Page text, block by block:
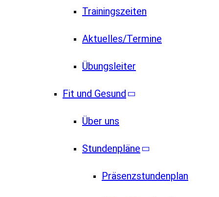
Trainingszeiten
Aktuelles/Termine
Übungsleiter
Fit und Gesund
Über uns
Stundenpläne
Präsenzstundenplan